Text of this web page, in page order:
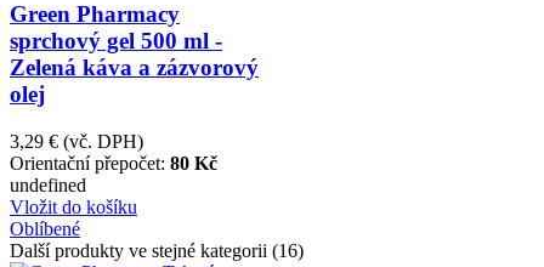
Green Pharmacy
sprchový gel 500 ml -
Zelená káva a zázvorový
olej
3,29 € (vč. DPH)
Orientační přepočet: 80 Kč
undefined
Vložit do košíku
Oblíbené
Další produkty ve stejné kategorii (16)